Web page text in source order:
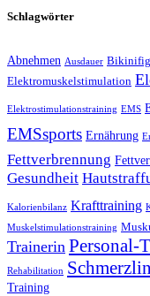
Schlagwörter
Abnehmen Ausdauer
Elektromuskelstimulation
Elektrostimulationstraining EMS
EMSsports Ernährung
Fettverbrennung
Gesundheit
Kalorienbilanz Krafttraining
Muskelstimulationstraining
Trainerin Personal-
Rehabilitation
Training